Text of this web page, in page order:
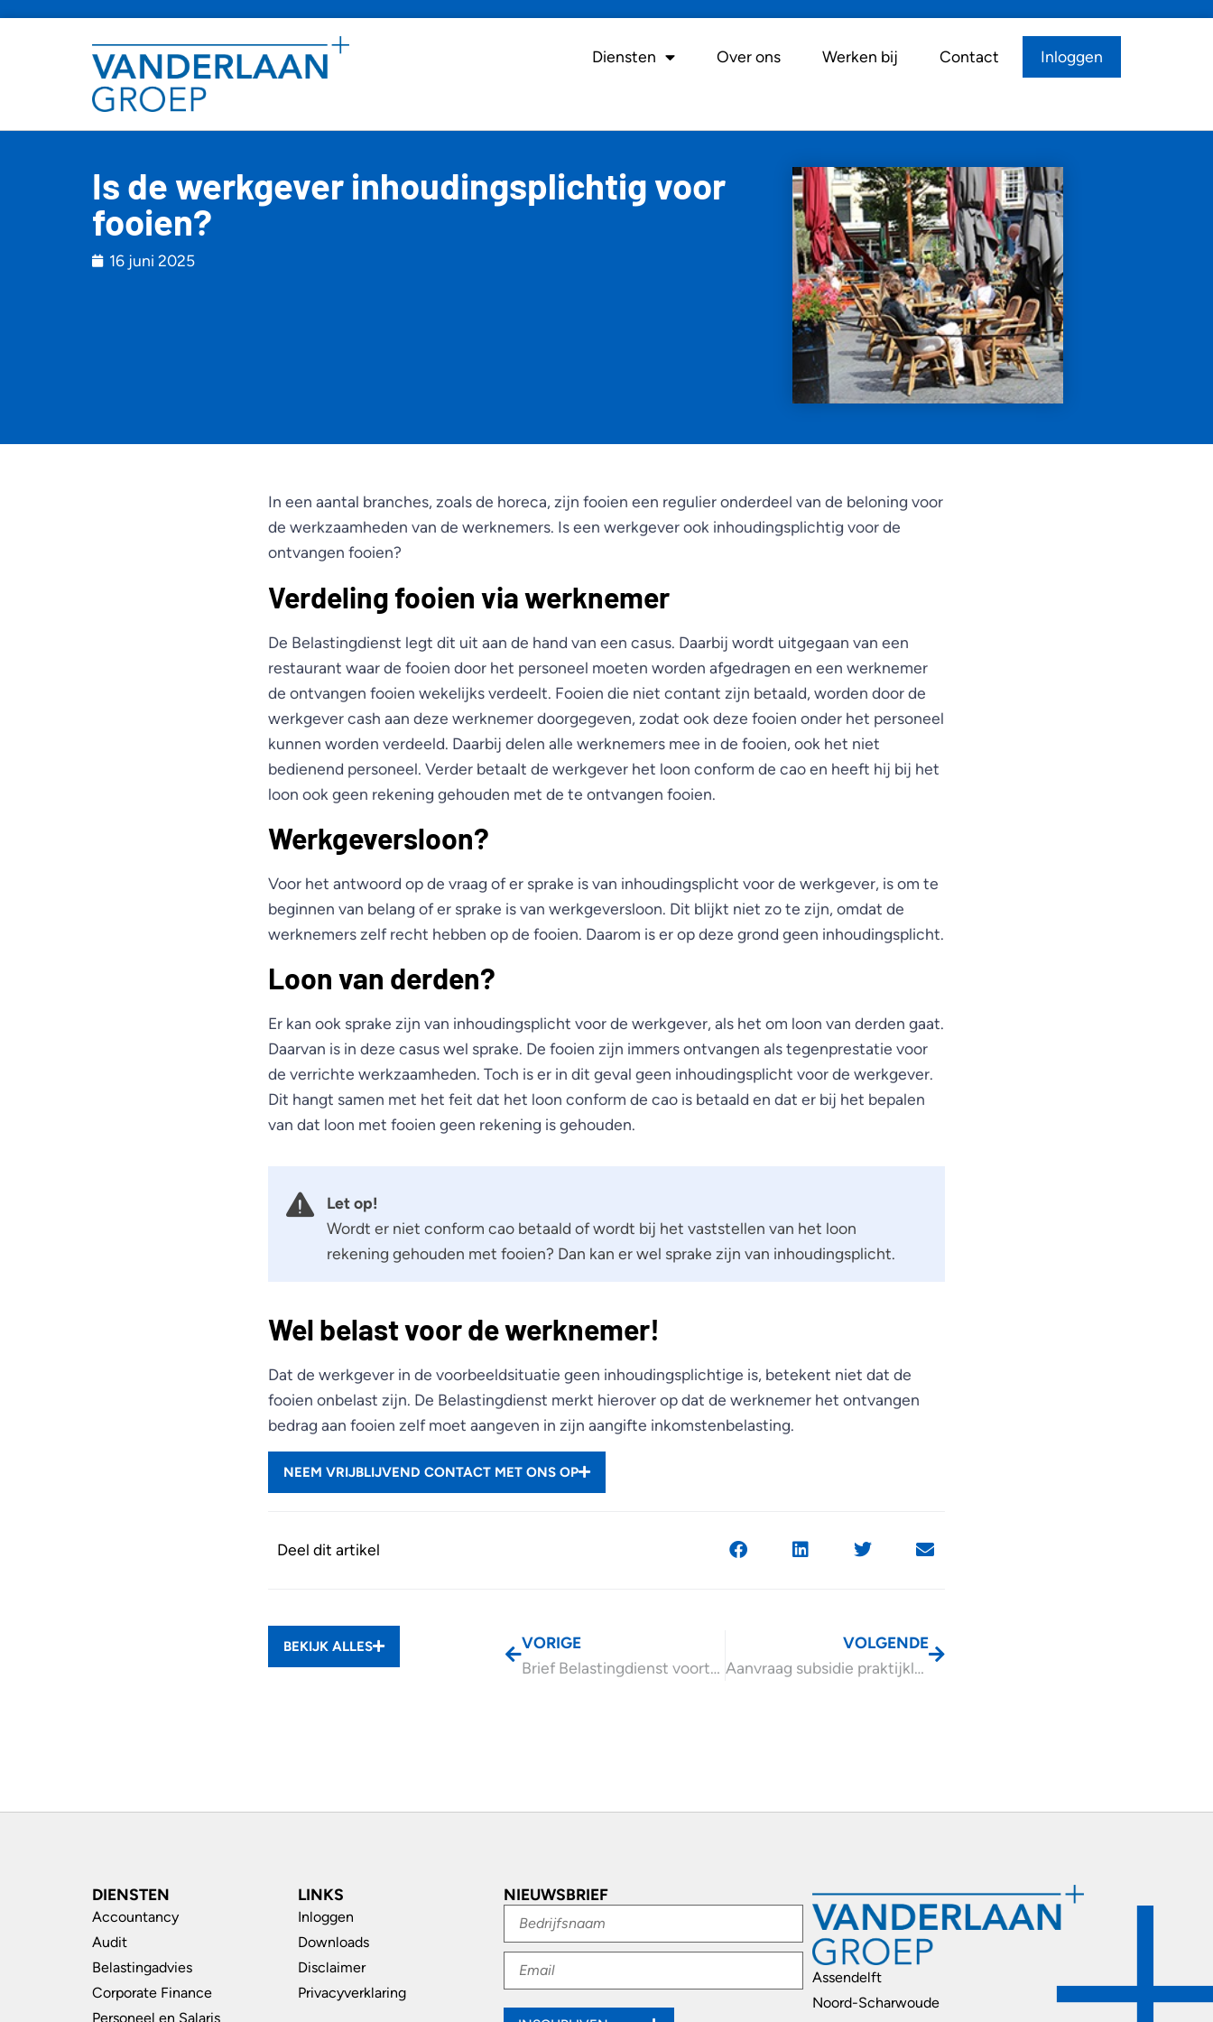
Diensten Over ons Werken bij Contact Inloggen
Is de werkgever inhoudingsplichtig voor
fooien?
16 juni 2025
In een aantal branches, zoals de horeca, zijn fooien een regulier onderdeel van de beloning voor
de werkzaamheden van de werknemers. Is een werkgever ook inhoudingsplichtig voor de
ontvangen fooien?
Verdeling fooien via werknemer
De Belastingdienst legt dit uit aan de hand van een casus. Daarbij wordt uitgegaan van een
restaurant waar de fooien door het personeel moeten worden afgedragen en een werknemer
de ontvangen fooien wekelijks verdeelt. Fooien die niet contant zijn betaald, worden door de
werkgever cash aan deze werknemer doorgegeven, zodat ook deze fooien onder het personeel
kunnen worden verdeeld. Daarbij delen alle werknemers mee in de fooien, ook het niet
bedienend personeel. Verder betaalt de werkgever het loon conform de cao en heeft hij bij het
loon ook geen rekening gehouden met de te ontvangen fooien.
Werkgeversloon?
Voor het antwoord op de vraag of er sprake is van inhoudingsplicht voor de werkgever, is om te
beginnen van belang of er sprake is van werkgeversloon. Dit blijkt niet zo te zijn, omdat de
werknemers zelf recht hebben op de fooien. Daarom is er op deze grond geen inhoudingsplicht.
Loon van derden?
Er kan ook sprake zijn van inhoudingsplicht voor de werkgever, als het om loon van derden gaat.
Daarvan is in deze casus wel sprake. De fooien zijn immers ontvangen als tegenprestatie voor
de verrichte werkzaamheden. Toch is er in dit geval geen inhoudingsplicht voor de werkgever.
Dit hangt samen met het feit dat het loon conform de cao is betaald en dat er bij het bepalen
van dat loon met fooien geen rekening is gehouden.
Let op!
Wordt er niet conform cao betaald of wordt bij het vaststellen van het loon
rekening gehouden met fooien? Dan kan er wel sprake zijn van inhoudingsplicht.
Wel belast voor de werknemer!
Dat de werkgever in de voorbeeldsituatie geen inhoudingsplichtige is, betekent niet dat de
fooien onbelast zijn. De Belastingdienst merkt hierover op dat de werknemer het ontvangen
bedrag aan fooien zelf moet aangeven in zijn aangifte inkomstenbelasting.
NEEM VRIJBLIJVEND CONTACT MET ONS OP
Deel dit artikel
BEKIJK ALLES
VORIGE
Brief Belastingdienst voortzettingseis bij schenking onderneming
VOLGENDE
Aanvraag subsidie praktijkleren tot 17 september
DIENSTEN
Accountancy
Audit
Belastingadvies
Corporate Finance
Personeel en Salaris
LINKS
Inloggen
Downloads
Disclaimer
Privacyverklaring
NIEUWSBRIEF
Assendelft
Noord-Scharwoude